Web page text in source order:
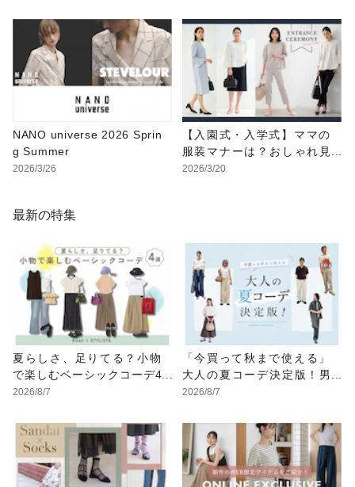
NANO universe 2026 Sprin
g Summer
2026/3/26
【入園式・入学式】ママの
服装マナーは？おしゃれ見
えする着こなし・コーデ例
2026/3/20
最新の特集
夏らしさ、足りてる？小物
で楽しむベーシックコーデ4
選
2026/8/7
「今買って秋まで使える」
大人の夏コーデ決定版！男
女別正解スタイルとNGな着
2026/8/7